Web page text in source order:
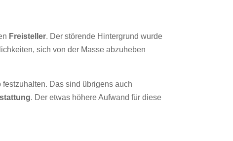
Freisteller. Der störende Hintergrund wurde
sich von der Masse abzuheben
Das sind übrigens auch
. Der etwas höhere Aufwand für diese